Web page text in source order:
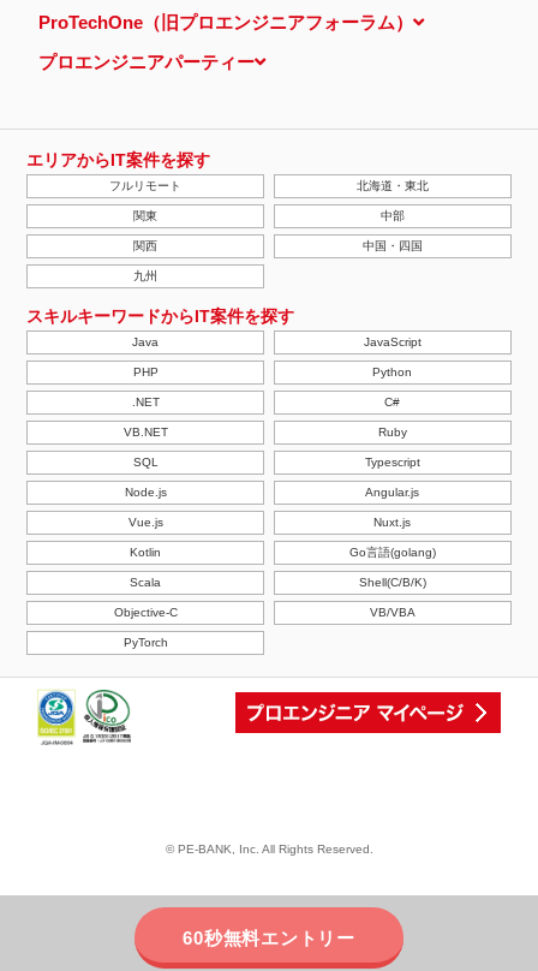
ProTechOne（旧プロエンジニアフォーラム）
プロエンジニアパーティー
エリアからIT案件を探す
フルリモート 北海道・東北
関東 中部
関西 中国・四国
九州
スキルキーワードからIT案件を探す
Java JavaScript
PHP Python
.NET C#
VB.NET Ruby
SQL Typescript
Node.js Angular.js
Vue.js Nuxt.js
Kotlin Go言語(golang)
Scala Shell(C/B/K)
Objective-C VB/VBA
PyTorch
© PE-BANK, Inc. All Rights Reserved.
60秒無料エントリー